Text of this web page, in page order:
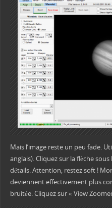
Mais l’image reste un peu fade.
anglais). Cliquez sur la flèche
détails. Attention, restez soft !
deviennent effectivement plus
bruitée. Cliquez sur « View